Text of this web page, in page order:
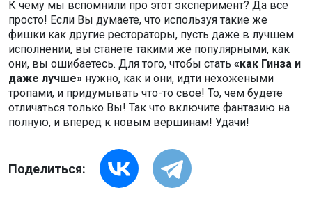
К чему мы вспомнили про этот эксперимент? Да все
просто! Если Вы думаете, что используя такие же
фишки как другие рестораторы, пусть даже в лучшем
исполнении, вы станете такими же популярными, как
они, вы ошибаетесь. Для того, чтобы стать «как Гинза и
даже лучше» нужно, как и они, идти нехожеными
тропами, и придумывать что-то свое! То, чем будете
отличаться только Вы! Так что включите фантазию на
полную, и вперед к новым вершинам! Удачи!
Поделиться: